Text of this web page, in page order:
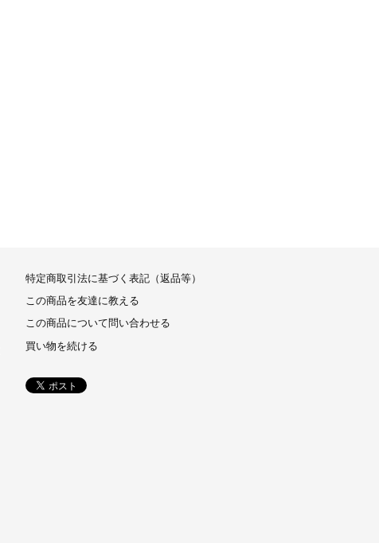
特定商取引法に基づく表記（返品等）
この商品を友達に教える
この商品について問い合わせる
買い物を続ける